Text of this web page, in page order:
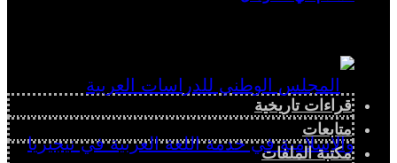
قراءات تاريخية
متابعات
مكتبة الملفات